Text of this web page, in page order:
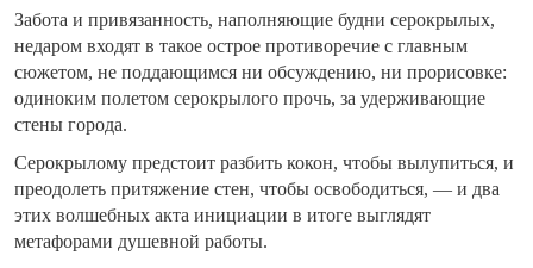
Забота и привязанность, наполняющие будни серокрылых,
недаром входят в такое острое противоречие с главным
сюжетом, не поддающимся ни обсуждению, ни прорисовке:
одиноким полетом серокрылого прочь, за удерживающие
стены города.
Серокрылому предстоит разбить кокон, чтобы вылупиться, и
преодолеть притяжение стен, чтобы освободиться, — и два
этих волшебных акта инициации в итоге выглядят
метафорами душевной работы.